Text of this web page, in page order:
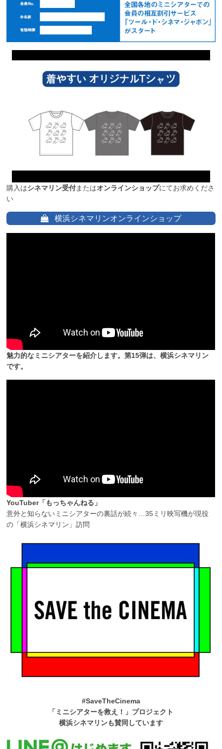
購入はシネマリン受付またはオンラインショップにてお求めくださ
い
横浜シネマリンオンラインショップ
魅力的なミニシアターを紹介します。第15弾は、横浜シネマリン
です。
YouTuber「もっちゃんねる」
意外と知らないミニシアターの裏話が続々…35ミリ映写機が現役
の「横浜シネマリン」訪問
#SaveTheCinema
「ミニシアターを救え！」プロジェクト
横浜シネマリンも賛同しています